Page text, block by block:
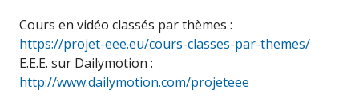
Cours en vidéo classés par thèmes :
https://projet-eee.eu/cours-classes-par-themes/
E.E.E. sur Dailymotion :
http://www.dailymotion.com/projeteee